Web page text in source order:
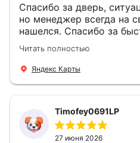
Спасибо за дверь,
но менеджер всегда на
нашелся. Спасибо за
Роману, один и привёз, и
что дверь нам долго
Читать полностью
Яндекс Карты
Timofey0691LP
27 июня 2026